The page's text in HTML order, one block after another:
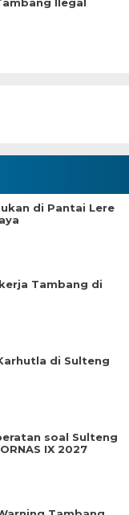
di Pantai Lere
Tambang di
di Sulteng
soal Sulteng
IX 2027